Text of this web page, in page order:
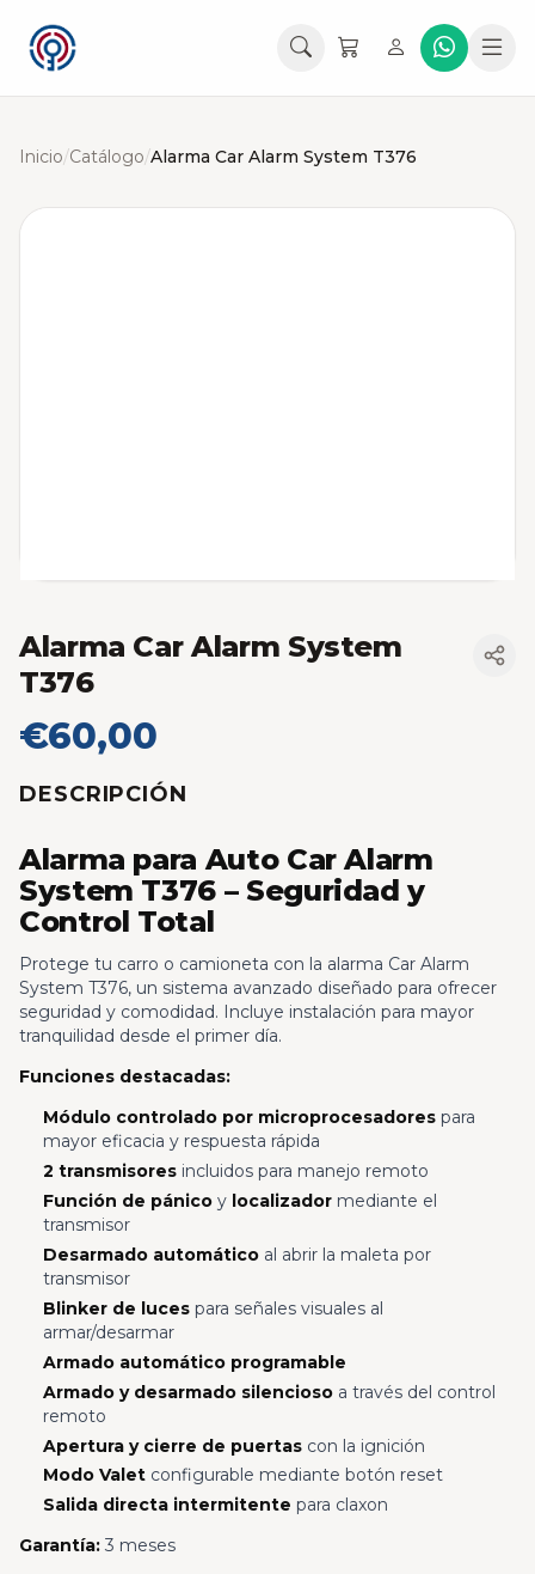
Inicio/Catálogo/Alarma Car Alarm System T376
Alarma Car Alarm System
T376
€60,00
DESCRIPCIÓN
Alarma para Auto Car Alarm
System T376 – Seguridad y
Control Total
Protege tu carro o camioneta con la alarma Car Alarm
System T376, un sistema avanzado diseñado para ofrecer
seguridad y comodidad. Incluye instalación para mayor
tranquilidad desde el primer día.
Funciones destacadas:
Módulo controlado por microprocesadorespara
mayor eficacia y respuesta rápida
2 transmisoresincluidos para manejo remoto
Función de pánicoy localizadormediante el
transmisor
Desarmado automáticoal abrir la maleta por
transmisor
Blinker de lucespara señales visuales al
armar/desarmar
Armado automático programable
Armado y desarmado silenciosoa través del control
remoto
Apertura y cierre de puertascon la ignición
Modo Valetconfigurable mediante botón reset
Salida directa intermitente para claxon
Garantía: 3 meses